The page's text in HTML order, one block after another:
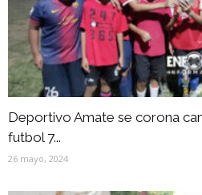
Deportivo Amate se corona
futbol 7...
26 mayo, 2024